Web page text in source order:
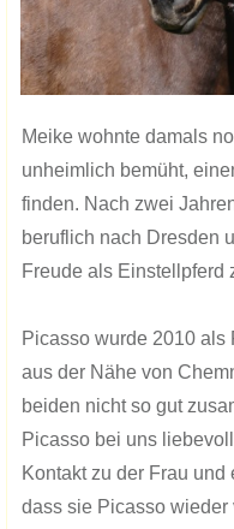
Meike wohnte damals
unheimlich bemüht,
finden. Nach zwei
beruflich nach Dresden
Freude als Einstellpferd
Picasso wurde 2010 als
aus der Nähe von
beiden nicht so gut
Picasso bei uns
Kontakt zu der Frau
dass sie Picasso